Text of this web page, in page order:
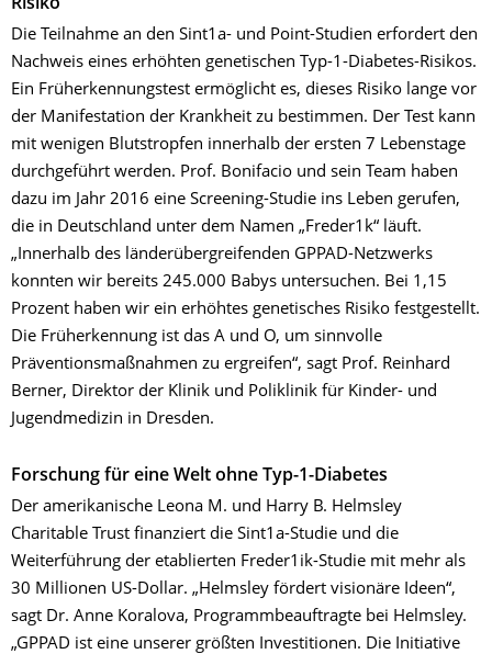
Risiko
Die Teilnahme an den Sint1a- und Point-Studien erfordert den
Nachweis eines erhöhten genetischen Typ-1-Diabetes-Risikos.
Ein Früherkennungstest ermöglicht es, dieses Risiko lange vor
der Manifestation der Krankheit zu bestimmen. Der Test kann
mit wenigen Blutstropfen innerhalb der ersten 7 Lebenstage
durchgeführt werden. Prof. Bonifacio und sein Team haben
dazu im Jahr 2016 eine Screening-Studie ins Leben gerufen,
die in Deutschland unter dem Namen „Freder1k“ läuft.
„Innerhalb des länderübergreifenden GPPAD-Netzwerks
konnten wir bereits 245.000 Babys untersuchen. Bei 1,15
Prozent haben wir ein erhöhtes genetisches Risiko festgestellt.
Die Früherkennung ist das A und O, um sinnvolle
Präventionsmaßnahmen zu ergreifen“, sagt Prof. Reinhard
Berner, Direktor der Klinik und Poliklinik für Kinder- und
Jugendmedizin in Dresden.
Forschung für eine Welt ohne Typ-1-Diabetes
Der amerikanische Leona M. und Harry B. Helmsley
Charitable Trust finanziert die Sint1a-Studie und die
Weiterführung der etablierten Freder1ik-Studie mit mehr als
30 Millionen US-Dollar. „Helmsley fördert visionäre Ideen“,
sagt Dr. Anne Koralova, Programmbeauftragte bei Helmsley.
„GPPAD ist eine unserer größten Investitionen. Die Initiative